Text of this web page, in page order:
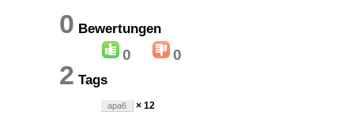
0 Bewertungen
0 0
2 Tags
apa6 × 12